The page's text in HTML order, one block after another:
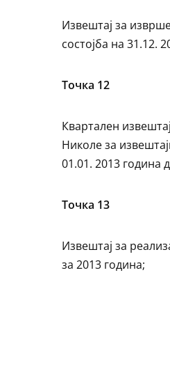
Извештај за
состојба на 31.12.
Точка 12
Квартален
Николе за
01.01. 2013 година
Точка 13
Извештај за
за 2013 година;